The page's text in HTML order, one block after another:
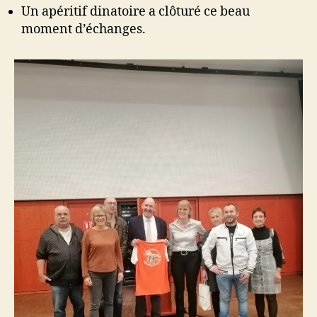
Un apéritif dinatoire a clôturé ce beau
moment d’échanges.